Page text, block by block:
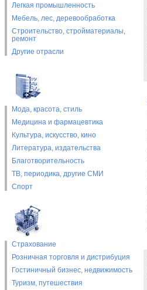
Легкая промышленность
Мебель, лес, деревообработка
Строительство, стройматериалы,
ремонт
Другие отрасли
Мода, красота, стиль
Медицина и фармацевтика
Культура, искусство, кино
Литература, издательства
Благотворительность
ТВ, периодика, другие СМИ
Спорт
Страхование
Розничная торговля и дистрибуция
Гостиничный бизнес, недвижимость
Туризм, путешествия